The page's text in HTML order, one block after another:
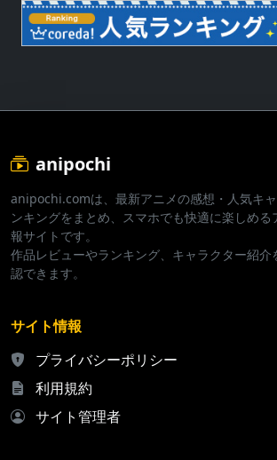
anipochi
anipochi.comは、最新アニメの感想・人気キ
ンキングをまとめ、スマホでも快適に楽しめ
報サイトです。
作品レビューやランキング、キャラクター紹介
認できます。
サイト情報
プライバシーポリシー
利用規約
サイト管理者